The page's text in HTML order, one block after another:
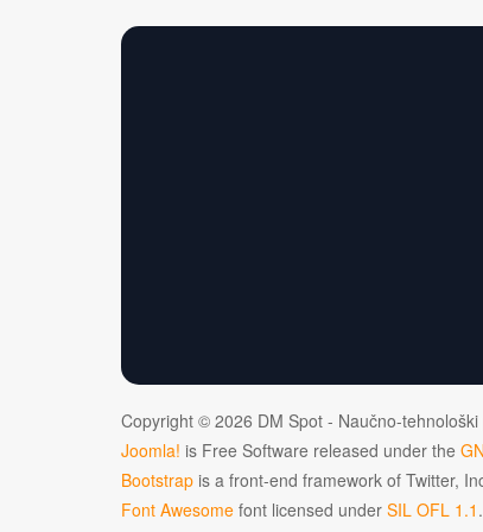
Copyright © 2026 DM Spot - Naučno-
Joomla! is Free Software released under the
Bootstrap is a front-end framework of Twitter,
Font Awesome font licensed under SIL OFL 1.1 .